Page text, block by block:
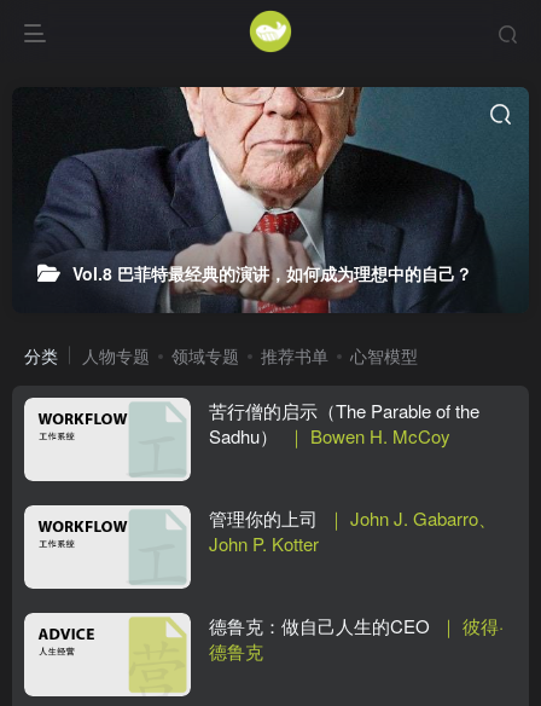
Vol.8 巴菲特最经典的演讲，如何成为理想中的自己？
分类 人物专题 领域专题 推荐书单 心智模型
苦行僧的启示（The Parable of the
Sadhu）
｜ Bowen H. McCoy
管理你的上司 ｜ John J. Gabarro、
John P. Kotter
德鲁克：做自己人生的CEO ｜ 彼得·
德鲁克